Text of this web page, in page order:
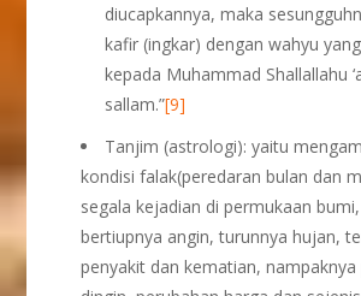
diucapkannya, maka
kafir (ingkar) dengan wahyu
kepada Muhammad Shallallahu
sallam.”[9]
Tanjim (astrologi): yaitu
kondisi falak(peredaran bulan dan
segala kejadian di permukaan
bertiupnya angin, turunnya hujan,
penyakit dan kematian, nampaknya